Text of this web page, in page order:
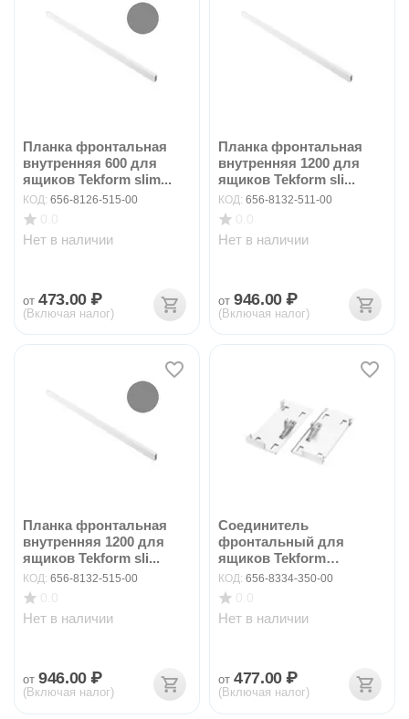
Планка фронтальная
внутренняя 600 для
ящиков Tekform slim...
КОД: 656-8126-515-00
Нет в наличии
от 473.00 ₽
(Включая налог)
Планка фронтальная
внутренняя 1200 для
ящиков Tekform sli...
КОД: 656-8132-511-00
Нет в наличии
от 946.00 ₽
(Включая налог)
Планка фронтальная
внутренняя 1200 для
ящиков Tekform sli...
КОД: 656-8132-515-00
Нет в наличии
от 946.00 ₽
(Включая налог)
Соединитель
фронтальный для
ящиков Tekform
slimline+ DW70...
КОД: 656-8334-350-00
Нет в наличии
от 477.00 ₽
(Включая налог)